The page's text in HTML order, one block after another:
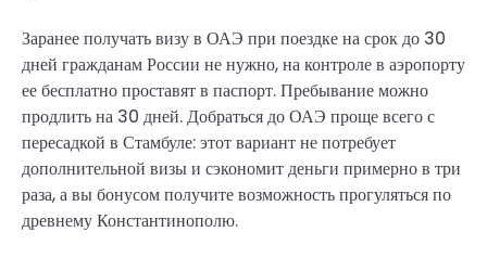
Заранее получать визу в ОАЭ при поездке на срок до 30
дней гражданам России не нужно, на контроле в аэропорту
ее бесплатно проставят в паспорт. Пребывание можно
продлить на 30 дней. Добраться до ОАЭ проще всего с
пересадкой в Стамбуле: этот вариант не потребует
дополнительной визы и сэкономит деньги примерно в три
раза, а вы бонусом получите возможность прогуляться по
древнему Константинополю.